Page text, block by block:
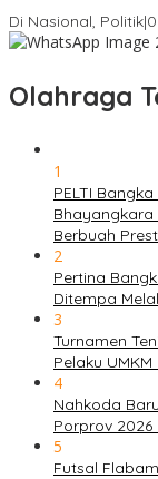
Di Nasional, Politik|
Olahraga
1
PELTI
Bhayangkara
Berbuah
2
Pertina
Ditempa
3
Turnamen
Pelaku
4
Nahkoda
Porprov
5
Futsal